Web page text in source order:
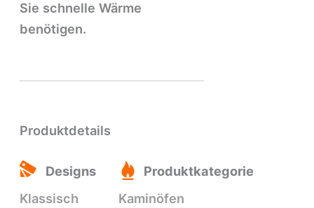
Sie schnelle Wärme
benötigen.
Produktdetails
Designs
Klassisch
Produktkategorie
Kaminöfen